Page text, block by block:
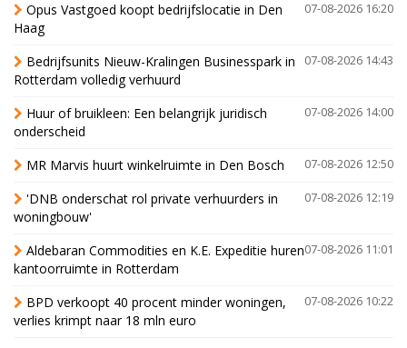
07-08-2026 16:20
Opus Vastgoed koopt bedrijfslocatie in Den
Haag
07-08-2026 14:43
Bedrijfsunits Nieuw-Kralingen Businesspark in
Rotterdam volledig verhuurd
07-08-2026 14:00
Huur of bruikleen: Een belangrijk juridisch
onderscheid
07-08-2026 12:50
MR Marvis huurt winkelruimte in Den Bosch
07-08-2026 12:19
'DNB onderschat rol private verhuurders in
woningbouw'
07-08-2026 11:01
Aldebaran Commodities en K.E. Expeditie huren
kantoorruimte in Rotterdam
07-08-2026 10:22
BPD verkoopt 40 procent minder woningen,
verlies krimpt naar 18 mln euro